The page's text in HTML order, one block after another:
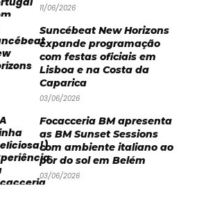
11/06/2026
Suncébeat New Horizons
expande programação
com festas oficiais em
Lisboa e na Costa da
Caparica
03/06/2026
Focacceria BM apresenta
as BM Sunset Sessions
com ambiente italiano ao
pôr do sol em Belém
03/06/2026